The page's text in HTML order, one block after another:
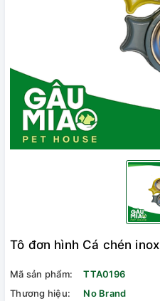
Tô đơn hình Cá chén inox
Mã sản phẩm:
TTA0196
Thương hiệu:
No Brand